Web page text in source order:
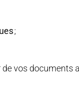
;
vos documents